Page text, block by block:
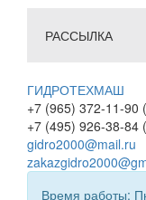
РАССЫЛКА
ГИДРОТЕХМАШ
+7 (965) 372-11-90
+7 (495) 926-38-84
gidro2000@mail.ru
Время работы: